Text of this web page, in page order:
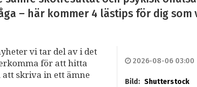
– här kommer 4 lästips för dig som
vi tar del av i det
för att hitta
skriva in ett ämne
2026-08-06 03:00
Bild: Shutterstock